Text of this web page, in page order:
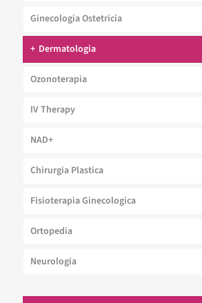
Ginecologia Ostetricia
Dermatologia
Ozonoterapia
IV Therapy
NAD+
Chirurgia Plastica
Fisioterapia Ginecologica
Ortopedia
Neurologia